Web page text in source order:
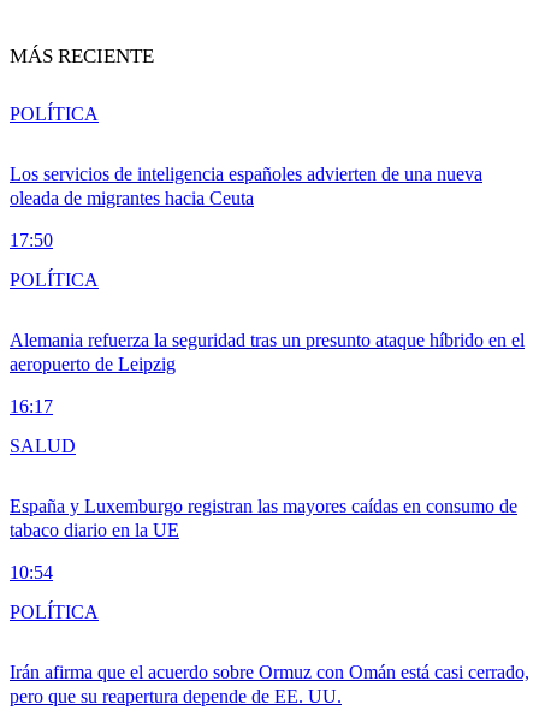
MÁS RECIENTE
Los servicios de inteligencia españoles advierten de una nueva
oleada de migrantes hacia Ceuta
17:50
POLÍTICA
Alemania refuerza la seguridad tras un presunto ataque híbrido en el
aeropuerto de Leipzig
16:17
POLÍTICA
España y Luxemburgo registran las mayores caídas en consumo de
tabaco diario en la UE
10:54
SALUD
Irán afirma que el acuerdo sobre Ormuz con Omán está casi cerrado,
pero que su reapertura depende de EE. UU.
POLÍTICA